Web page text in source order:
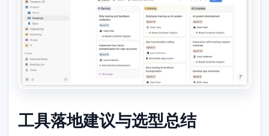
工具落地建议与选型总结